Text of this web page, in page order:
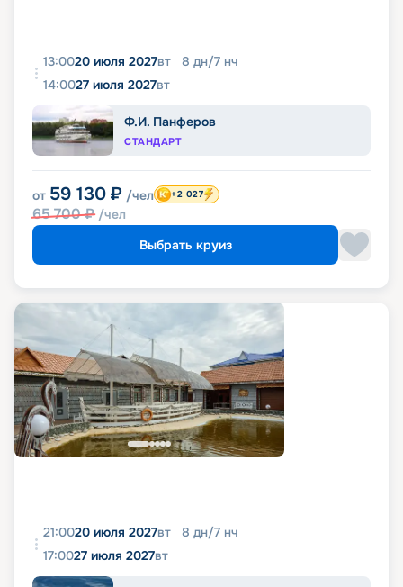
13:0020 июля 2027вт 8 дн/7 нч
14:0027 июля 2027вт
Ф.И. Панферов
СТАНДАРТ
от 59 130 ₽ /чел
65 700₽ /чел
+2 027
Выбрать круиз
21:0020 июля 2027вт 8 дн/7 нч
17:0027 июля 2027вт